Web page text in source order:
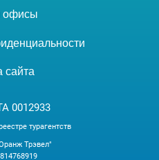
офисы
сайта
Трэвел"
турагентств
0012933